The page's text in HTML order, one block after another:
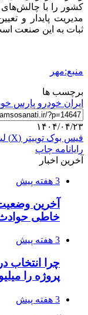
کشور را با
مدیریت پایدار و
ثبات به این صنعت
منبع:مهر
برچسب ها
ایران خودرو پارس
۱۴۰۴/۰۴/۲۳
فیس بوک توییتر (X)
رایانامه چاپ
آخرین اخبار
3 هفته پیش
آخرین
خاطی
3 هفته پیش
چرا انتخاب
پروژه را
3 هفته پیش